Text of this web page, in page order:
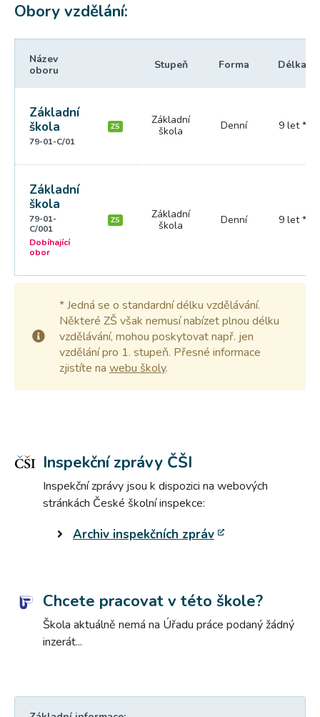
Obory vzdělání:
Název
oboru
Stupeň Forma Délka
Základní
škola
79-01-C/01
ZS
Základní
škola
Denní 9 let *
Základní
škola
79-01-
C/001
Dobíhající
obor
ZS
Základní
škola
Denní 9 let *
* Jedná se o standardní délku vzdělávání.
Některé ZŠ však nemusí nabízet plnou délku
vzdělávání, mohou poskytovat např. jen
vzdělání pro 1. stupeň. Přesné informace
zjistíte na webu školy.
Inspekční zprávy ČŠI
Inspekční zprávy jsou k dispozici na webových
stránkách České školní inspekce:
Archiv inspekčních zpráv
Chcete pracovat v této škole?
Škola aktuálně nemá na Úřadu práce podaný žádný
inzerát...